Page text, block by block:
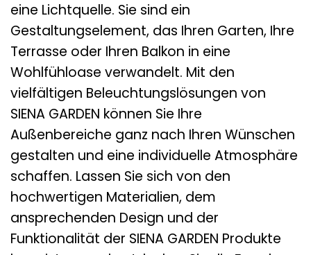
eine Lichtquelle. Sie sind ein
Gestaltungselement, das Ihren Garten, Ihre
Terrasse oder Ihren Balkon in eine
Wohlfühloase verwandelt. Mit den
vielfältigen Beleuchtungslösungen von
SIENA GARDEN können Sie Ihre
Außenbereiche ganz nach Ihren Wünschen
gestalten und eine individuelle Atmosphäre
schaffen. Lassen Sie sich von den
hochwertigen Materialien, dem
ansprechenden Design und der
Funktionalität der SIENA GARDEN Produkte